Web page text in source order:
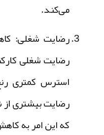
می‌کند.
رضایت شغلی:
رضایت شغلی
استرس کمتری
رضایت بیشتری از
که این امر به